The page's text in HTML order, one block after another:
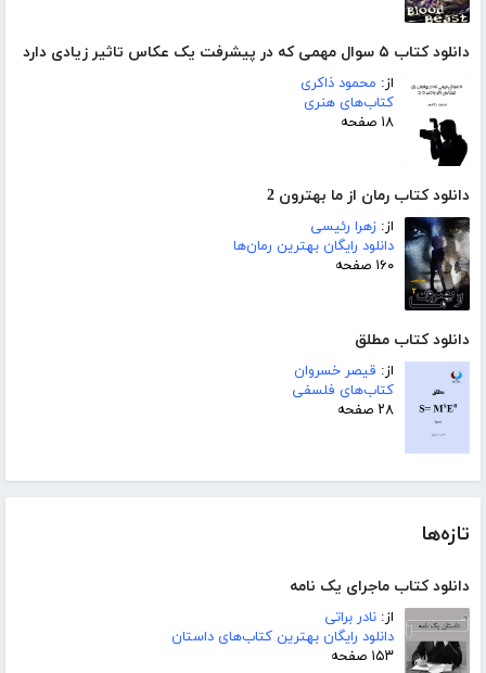
دانلود کتاب ۵ سوال مهمی که در پیشرفت یک عکاس تاثیر زیادی دارد
از: محمود ذاکری
کتاب‌های هنری
۱۸ صفحه
دانلود کتاب رمان از ما بهترون 2
از: زهرا رئیسی
دانلود رایگان بهترین رمان‌ها
۱۶۰ صفحه
دانلود کتاب مطلق
از: قیصر خسروان
کتاب‌های فلسفی
۲۸ صفحه
تازه‌ها
دانلود کتاب ماجرای یک نامه
از: نادر براتی
دانلود رایگان بهترین کتاب‌های داستان
۱۵۳ صفحه